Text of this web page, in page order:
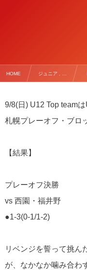
HOME ジュニア , …
9/8(日) U12 Top team
札幌プレーオフ・ブロ
【結果】
プレーオフ決勝
vs 西園・福井野
●1-3(0-1/1-2)
リベンジを誓って挑ん
が、なかなか噛み合わ